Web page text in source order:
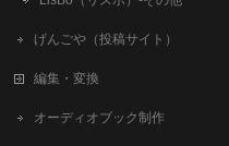
げんごや（投稿サイト）
編集・変換
オーディオブック制作